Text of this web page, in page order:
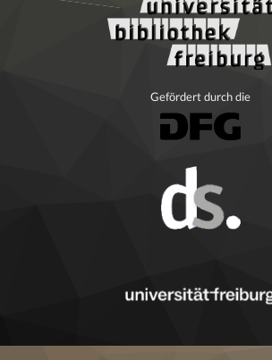
Gefördert durch die